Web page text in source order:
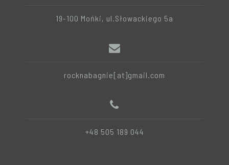
19-100 Mońki, ul.Słowackiego 5a
rocknabagnie[at]gmail.com
+48 505 189 044